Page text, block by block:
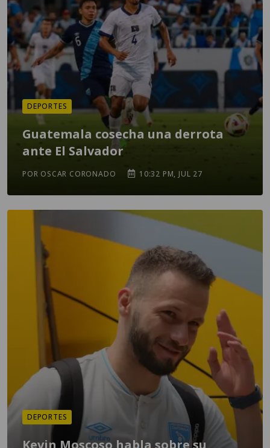
DEPORTES
Guatemala cosecha una derrota
ante El Salvador
POR OSCAR CORONADO 10:32 PM, JUL 27
DEPORTES
Kevin Moscoso habla sobre su